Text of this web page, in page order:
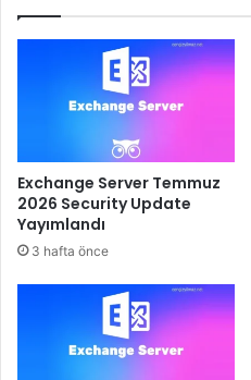
Exchange Server Temmuz
2026 Security Update
Yayımlandı
3 hafta önce